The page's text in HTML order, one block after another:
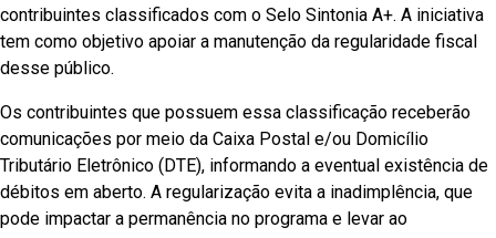
contribuintes classificados com o Selo Sintonia A+. A iniciativa
tem como objetivo apoiar a manutenção da regularidade fiscal
desse público.
Os contribuintes que possuem essa classificação receberão
comunicações por meio da Caixa Postal e/ou Domicílio
Tributário Eletrônico (DTE), informando a eventual existência de
débitos em aberto. A regularização evita a inadimplência, que
pode impactar a permanência no programa e levar ao